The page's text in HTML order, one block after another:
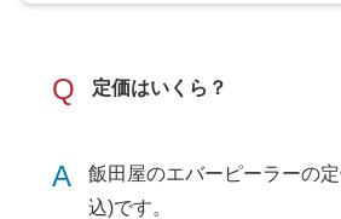
Q 定価はいくら？
A
飯田屋のエバーピーラーの
込)です。